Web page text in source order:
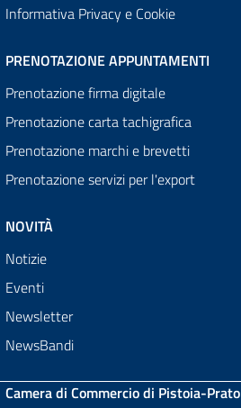
Informativa Privacy e Cookie
PRENOTAZIONE APPUNTAMENTI
Prenotazione firma digitale
Prenotazione carta tachigrafica
Prenotazione marchi e brevetti
Prenotazione servizi per l'export
NOVITÀ
Notizie
Eventi
Newsletter
NewsBandi
Camera di Commercio di Pistoia-Prato